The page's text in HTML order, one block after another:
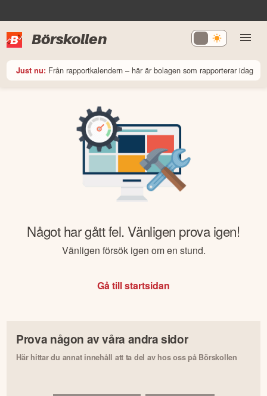
Börskollen
Just nu: Från rapportkalendern – här är bolagen som rapporterar idag
Något har gått fel. Vänligen prova igen!
Vänligen försök igen om en stund.
Gå till startsidan
Prova någon av våra andra sidor
Här hittar du annat innehåll att ta del av hos oss på Börskollen